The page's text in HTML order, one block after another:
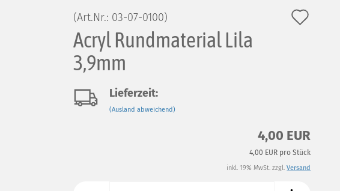
(Art.Nr.: 03-07-0100)
Acryl Rundmaterial Lila
3,9mm
Lieferzeit:
(Ausland abweichend)
4,00 EUR
4,00 EUR pro Stück
inkl. 19% MwSt. zzgl.Versand